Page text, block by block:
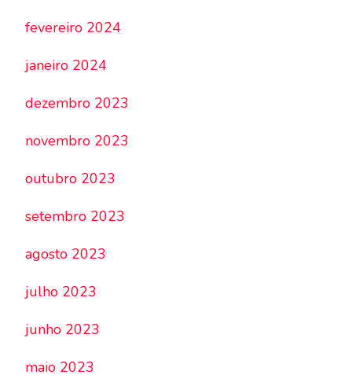
fevereiro 2024
janeiro 2024
dezembro 2023
novembro 2023
outubro 2023
setembro 2023
agosto 2023
julho 2023
junho 2023
maio 2023